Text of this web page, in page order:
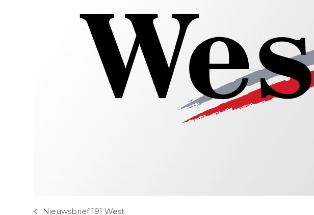
Nieuwsbrief 191 West